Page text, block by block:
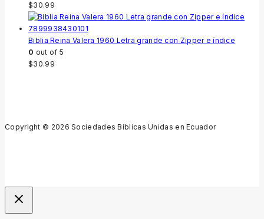
$30.99
Biblia Reina Valera 1960 Letra grande con Zipper e índice
0 out of 5
$30.99
Copyright © 2026 Sociedades Bíblicas Unidas en Ecuador